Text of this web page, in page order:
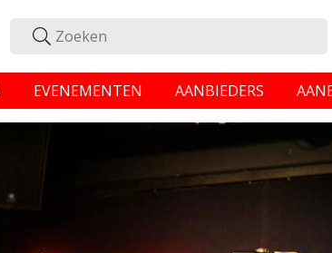
EVENEMENTEN AANBIEDERS